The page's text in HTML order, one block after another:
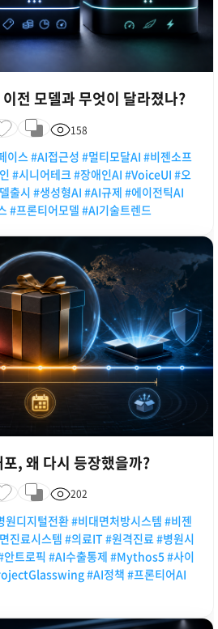
전 모델과 무엇이 달라졌나?
158
이스 #AI접근성 #멀티모달AI #비젠소프
#시니어테크 #장애인AI #VoiceUI #오
출시 #생성형AI #AI규제 #에이전틱AI
#프론티어모델 #AI기술트렌드
, 왜 다시 등장했을까?
202
디지털전환 #비대면처방시스템 #비젠
진료시스템 #의료IT #원격진료 #병원시
트로픽 #AI수출통제 #Mythos5 #사이
#AI정책 #프론티어AI